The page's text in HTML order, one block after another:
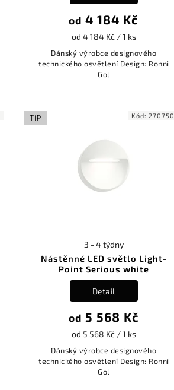
od 4 184 Kč
od 4 184 Kč / 1 ks
Dánský výrobce designového
technického osvětlení Design: Ronni
Gol
TIP
Nástěnné LED světlo Light-
Point Serious white
3 - 4 týdny
od 5 568 Kč
od 5 568 Kč / 1 ks
Detail
Dánský výrobce designového
technického osvětlení Design: Ronni
Gol
Kód:270750